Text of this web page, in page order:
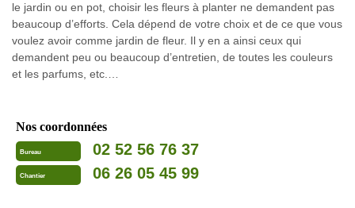
le jardin ou en pot, choisir les fleurs à planter ne demandent pas
beaucoup d’efforts. Cela dépend de votre choix et de ce que vous
voulez avoir comme jardin de fleur. Il y en a ainsi ceux qui
demandent peu ou beaucoup d’entretien, de toutes les couleurs
et les parfums, etc.…
Nos coordonnées
Bureau 02 52 56 76 37
Chantier 06 26 05 45 99